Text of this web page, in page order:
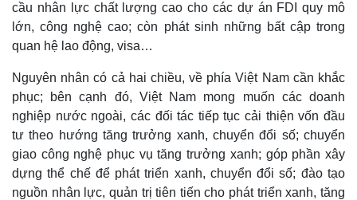
cầu nhân lực chất lượng cao cho các dự án FDI quy mô
lớn, công nghệ cao; còn phát sinh những bất cập trong
quan hệ lao động, visa…
Nguyên nhân có cả hai chiều, về phía Việt Nam cần khắc
phục; bên cạnh đó, Việt Nam mong muốn các doanh
nghiệp nước ngoài, các đối tác tiếp tục cải thiện vốn đầu
tư theo hướng tăng trưởng xanh, chuyển đổi số; chuyển
giao công nghệ phục vụ tăng trưởng xanh; góp phần xây
dựng thể chế để phát triển xanh, chuyển đổi số; đào tạo
nguồn nhân lực, quản trị tiên tiến cho phát triển xanh, tăng